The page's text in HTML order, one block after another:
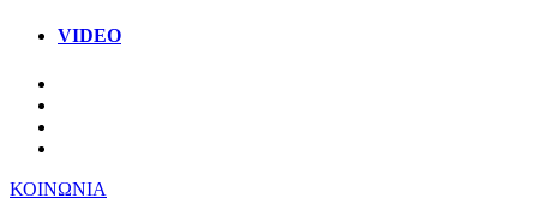
VIDEO
ΚΟΙΝΩΝΙΑ